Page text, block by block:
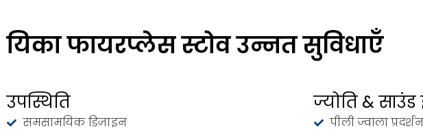
यिका फायरप्लेस स्टोव उन्नत सुविधाएँ
उपस्थिति
समसामयिक डिज़ाइन
ज्योति &
पीली ज्वाला प्रदर्शन